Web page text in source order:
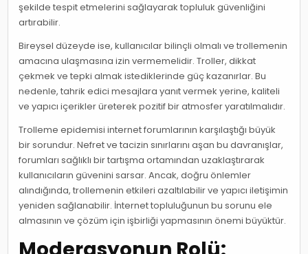
şekilde tespit etmelerini sağlayarak topluluk güvenliğini
artırabilir.
Bireysel düzeyde ise, kullanıcılar bilinçli olmalı ve trollemenin
amacına ulaşmasına izin vermemelidir. Troller, dikkat
çekmek ve tepki almak istediklerinde güç kazanırlar. Bu
nedenle, tahrik edici mesajlara yanıt vermek yerine, kaliteli
ve yapıcı içerikler üreterek pozitif bir atmosfer yaratılmalıdır.
Trolleme epidemisi internet forumlarının karşılaştığı büyük
bir sorundur. Nefret ve tacizin sınırlarını aşan bu davranışlar,
forumları sağlıklı bir tartışma ortamından uzaklaştırarak
kullanıcıların güvenini sarsar. Ancak, doğru önlemler
alındığında, trollemenin etkileri azaltılabilir ve yapıcı iletişimin
yeniden sağlanabilir. İnternet topluluğunun bu sorunu ele
almasının ve çözüm için işbirliği yapmasının önemi büyüktür.